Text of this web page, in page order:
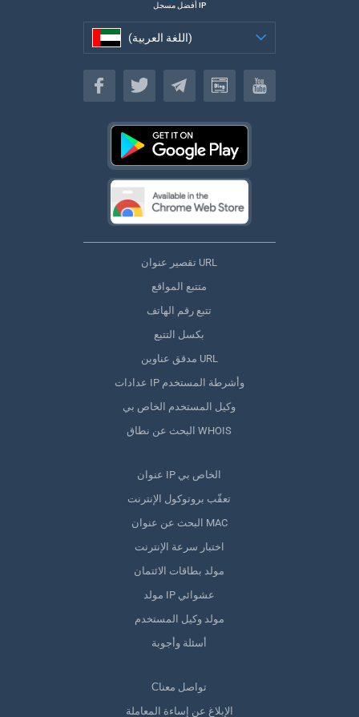
أفضل مسجل IP
(اللغة العربية)
(اللغة العربية)
تقصير عنوان URL
متتبع المواقع
تتبع رقم الهاتف
بكسل التتبع
مدقق عناوين URL
عدادات IP وأشرطة المستخدم
وكيل المستخدم الخاص بي
البحث عن نطاق WHOIS
عنوان IP الخاص بي
تعقّب بروتوكول الإنترنت
البحث عن عنوان MAC
اختبار سرعة الإنترنت
مولد بطاقات الائتمان
مولد IP عشوائي
مولد وكيل المستخدم
أسئلة وأجوبة
Сتواصل معنا
الإبلاغ عن إساءة المعاملة